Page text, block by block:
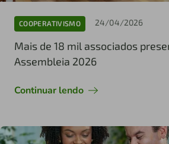
COOPERATIVISMO 24/04/2026
Mais de 18 mil associados
Assembleia 2026
Continuar lendo